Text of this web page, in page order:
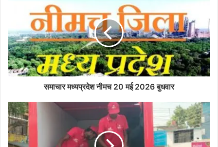
समाचार मध्यप्रदेश नीमच 20 मई 2026 बुधवार